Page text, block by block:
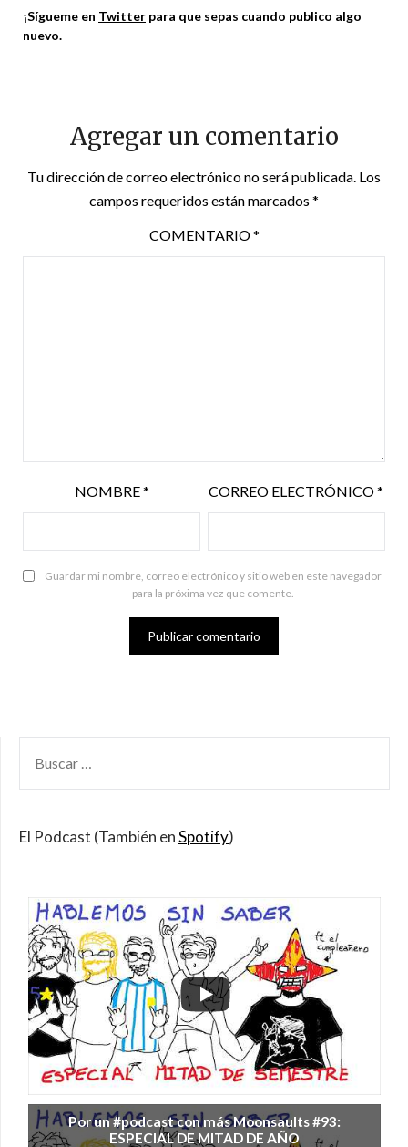
¡Sígueme en Twitter para que sepas cuando publico algo
nuevo.
Agregar un comentario
Tu dirección de correo electrónico no será publicada. Los
campos requeridos están marcados *
COMENTARIO*
NOMBRE* CORREO ELECTRÓNICO*
Guardar mi nombre, correo electrónico y sitio web en este navegador
para la próxima vez que comente.
POR:
El Podcast (También enSpotify)
Por un #podcast con más Moonsaults #93:
ESPECIAL DE MITAD DE AÑO